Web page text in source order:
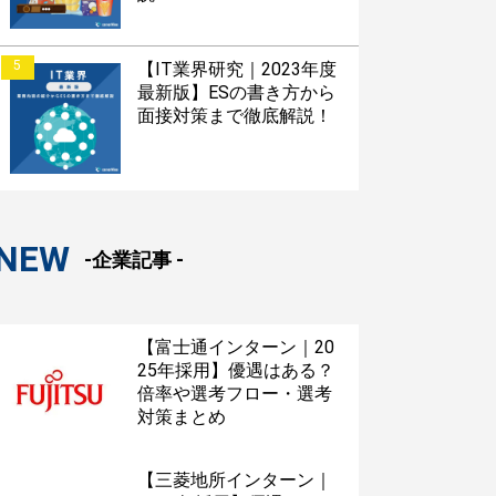
5
【IT業界研究｜2023年度
最新版】ESの書き方から
面接対策まで徹底解説！
-企業記事 -
【富士通インターン｜20
25年採用】優遇はある？
倍率や選考フロー・選考
対策まとめ
【三菱地所インターン｜